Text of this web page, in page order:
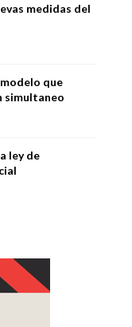
medidas del
que
simultaneo
ley de